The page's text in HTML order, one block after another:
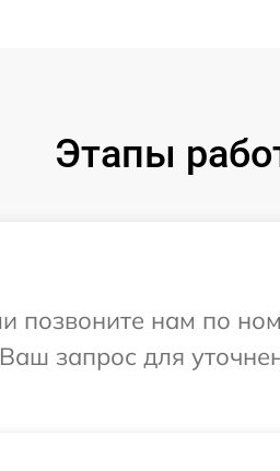
Этапы
позвоните нам по
запрос для